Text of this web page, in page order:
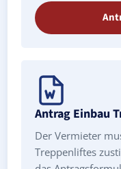
Antrag Einbau
Der Vermieter
Treppenliftes